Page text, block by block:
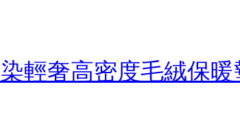
輕奢高密度毛絨保